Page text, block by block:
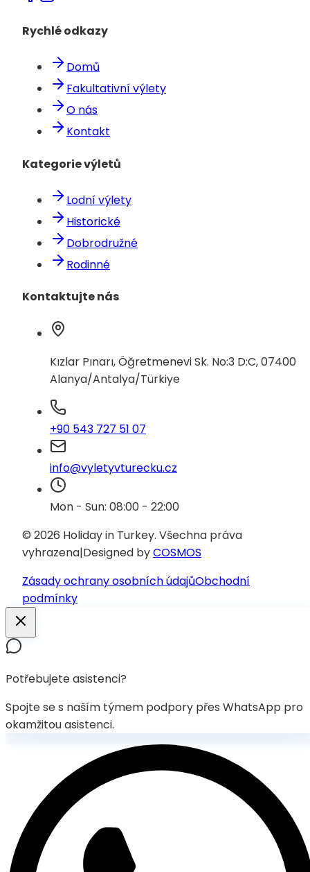
Rychlé odkazy
Domů
Fakultativní výlety
O nás
Kontakt
Kategorie výletů
Lodní výlety
Historické
Dobrodružné
Rodinné
Kontaktujte nás
Kızlar Pınarı, Öğretmenevi Sk. No:3 D:C, 07400
Alanya/Antalya/Türkiye
+90 543 727 51 07
info@vyletyvturecku.cz
Mon - Sun: 08:00 - 22:00
© 2026 Holiday in Turkey. Všechna práva
vyhrazena|Designed byCOSMOS
Zásady ochrany osobních údajůObchodní
podmínky
Potřebujete asistenci?
Spojte se s naším týmem podpory přes WhatsApp pro
okamžitou asistenci.